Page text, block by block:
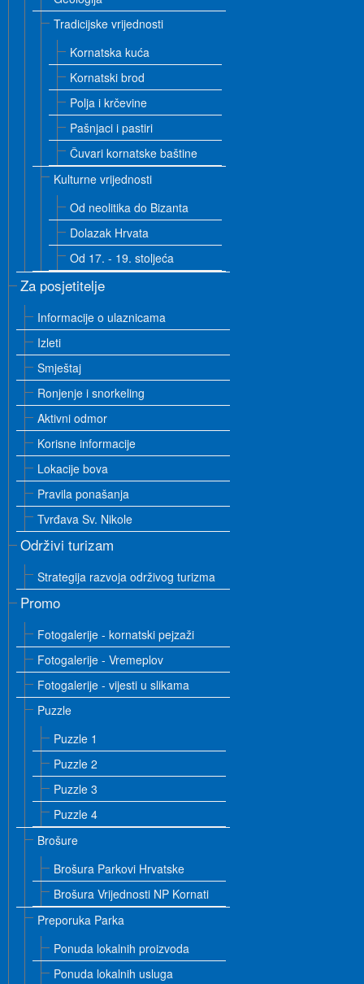
Tradicijske vrijednosti
Kornatska kuća
Kornatski brod
Polja i krčevine
Pašnjaci i pastiri
Čuvari kornatske baštine
Kulturne vrijednosti
Od neolitika do Bizanta
Dolazak Hrvata
Od 17. - 19. stoljeća
Za posjetitelje
Informacije o ulaznicama
Izleti
Smještaj
Ronjenje i snorkeling
Aktivni odmor
Korisne informacije
Lokacije bova
Pravila ponašanja
Tvrđava Sv. Nikole
Održivi turizam
Strategija razvoja održivog turizma
Promo
Fotogalerije - kornatski pejzaži
Fotogalerije - Vremeplov
Fotogalerije - vijesti u slikama
Puzzle
Puzzle 1
Puzzle 2
Puzzle 3
Puzzle 4
Brošure
Brošura Parkovi Hrvatske
Brošura Vrijednosti NP Kornati
Preporuka Parka
Ponuda lokalnih proizvoda
Ponuda lokalnih usluga